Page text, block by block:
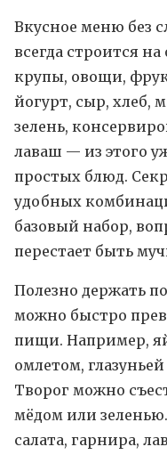
Вкусное меню без
всегда строится
крупы, овощи,
йогурт, сыр, хлеб,
зелень,
лаваш — из этого
простых блюд.
удобных
базовый набор,
перестает быть
Полезно держать
можно быстро
пищи. Например,
омлетом,
Творог можно
мёдом или
салата, гарнира,